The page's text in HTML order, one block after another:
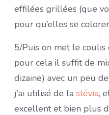
effilées grillées (que
pour qu’elles se
5/Puis on met le coulis
pour cela il suffit de
dizaine) avec un peu
j’ai utilisé de la stévia,
excellent et bien plus